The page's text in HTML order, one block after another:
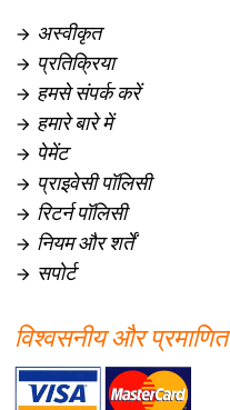
 अस्वीकृत
 प्रतिक्रिया
 हमसे संपर्क करें
 हमारे बारे में
 पेमेंट
 प्राइवेसी पॉलिसी
 रिटर्न पॉलिसी
 नियम और शर्तें
 सपोर्ट
विश्वसनीय और प्रमाणित